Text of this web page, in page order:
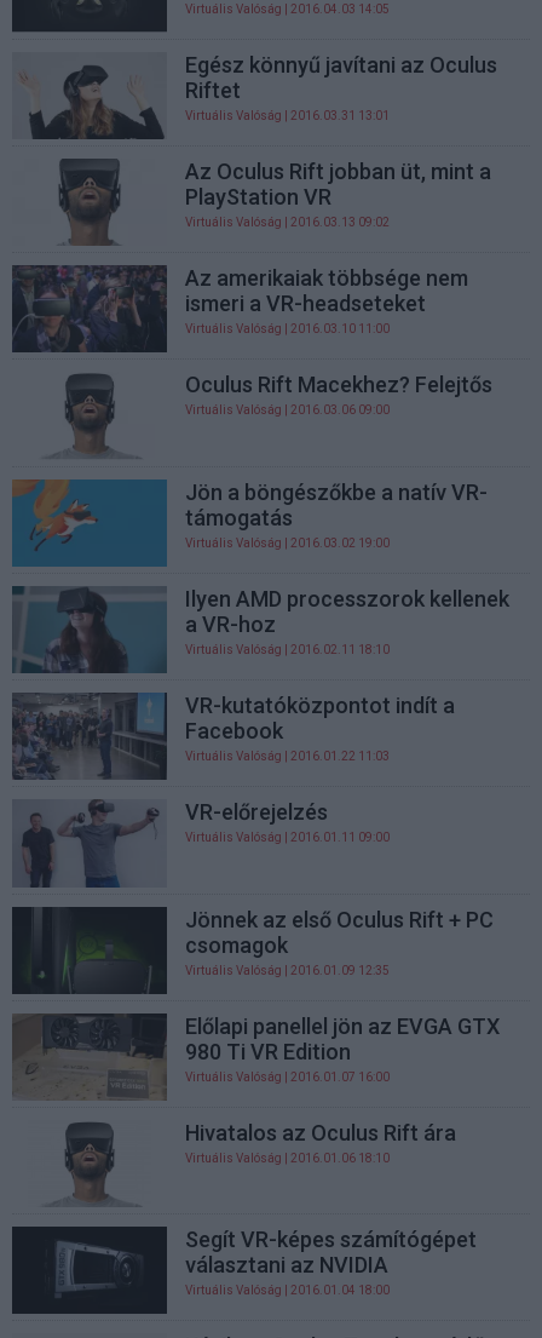
Virtuális Valóság | 2016.04.03 14:05
Egész könnyű javítani az Oculus
Riftet
Virtuális Valóság | 2016.03.31 13:01
Az Oculus Rift jobban üt, mint a
PlayStation VR
Virtuális Valóság | 2016.03.13 09:02
Az amerikaiak többsége nem
ismeri a VR-headseteket
Virtuális Valóság | 2016.03.10 11:00
Oculus Rift Macekhez? Felejtős
Virtuális Valóság | 2016.03.06 09:00
Jön a böngészőkbe a natív VR-
támogatás
Virtuális Valóság | 2016.03.02 19:00
Ilyen AMD processzorok kellenek
a VR-hoz
Virtuális Valóság | 2016.02.11 18:10
VR-kutatóközpontot indít a
Facebook
Virtuális Valóság | 2016.01.22 11:03
VR-előrejelzés
Virtuális Valóság | 2016.01.11 09:00
Jönnek az első Oculus Rift + PC
csomagok
Virtuális Valóság | 2016.01.09 12:35
Előlapi panellel jön az EVGA GTX
980 Ti VR Edition
Virtuális Valóság | 2016.01.07 16:00
Hivatalos az Oculus Rift ára
Virtuális Valóság | 2016.01.06 18:10
Segít VR-képes számítógépet
választani az NVIDIA
Virtuális Valóság | 2016.01.04 18:00